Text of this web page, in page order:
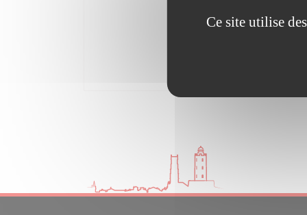
Ce site utilise